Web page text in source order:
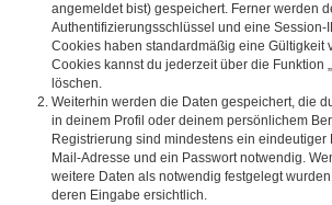
angemeldet bist) gespeichert. Ferner werden
Authentifizierungsschlüssel und eine Session-
Cookies haben standardmäßig eine Gültigkeit
Cookies kannst du jederzeit über die Funktion
löschen.
Weiterhin werden die Daten gespeichert, die
in deinem Profil oder deinem persönlichem
Registrierung sind mindestens ein eindeutiger
Mail-Adresse und ein Passwort notwendig.
weitere Daten als notwendig festgelegt
deren Eingabe ersichtlich.